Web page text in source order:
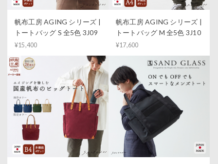
帆布工房 AGING シリーズ |
トートバッグ S 全5色 3J09
¥15,400
帆布工房 AGING シリーズ |
トートバッグ M 全5色 3J10
¥17,600